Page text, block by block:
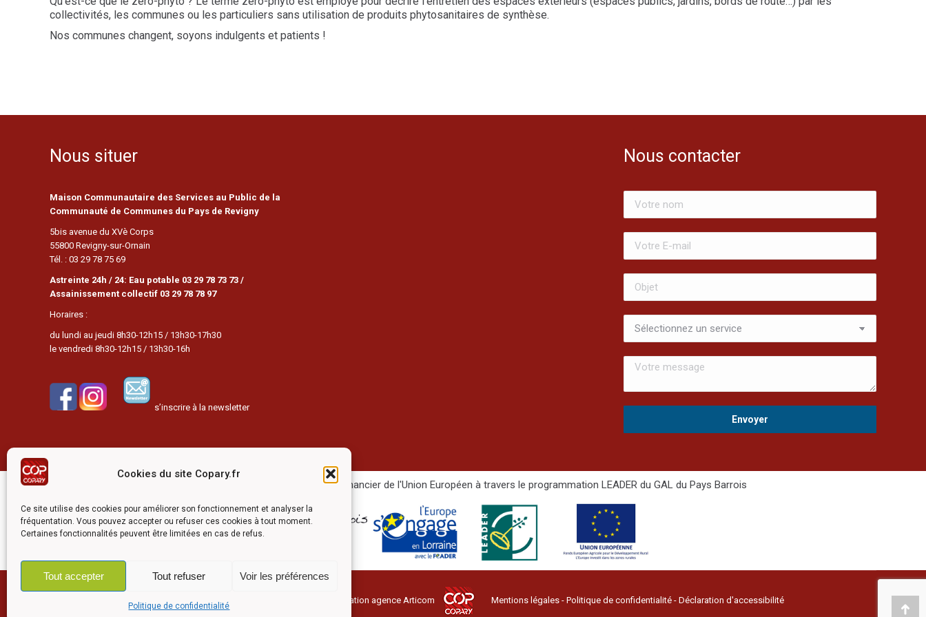
Cookies du site Copary.fr
Ce site utilise des cookies pour améliorer son fonctionnement et analyser la
fréquentation. Vous pouvez accepter ou refuser ces cookies à tout moment.
Certaines fonctionnalités peuvent être limitées en cas de refus.
Tout accepter Tout refuser Voir les préférences
Politique de confidentialité
collectivités, les communes ou les particuliers sans utilisation de produits phytosanitaires de synthèse.
Nos communes changent, soyons indulgents et patients !
Nous situer
Maison Communautaire des Services au Public de la
Communauté de Communes du Pays de Revigny
5bis avenue du XVè Corps
55800 Revigny-sur-Ornain
Tél. : 03 29 78 75 69
Astreinte 24h / 24: Eau potable 03 29 78 73 73 /
Assainissement collectif 03 29 78 78 97
Horaires :
du lundi au jeudi 8h30-12h15 / 13h30-17h30
le vendredi 8h30-12h15 / 13h30-16h
s’inscrire à la newsletter
Nous contacter
Ce site a été réalisé avec le soutien financier de l'Union Européen à travers le programmation LEADER du GAL du Pays Barrois
©2026 COPARY - Tous droits réservés - Création agence Articom Mentions légales - Politique de confidentialité - Déclaration d'accessibilité